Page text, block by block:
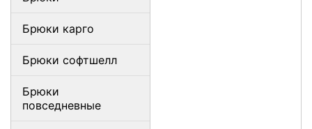
Брюки карго
Брюки софтшелл
Брюки
повседневные